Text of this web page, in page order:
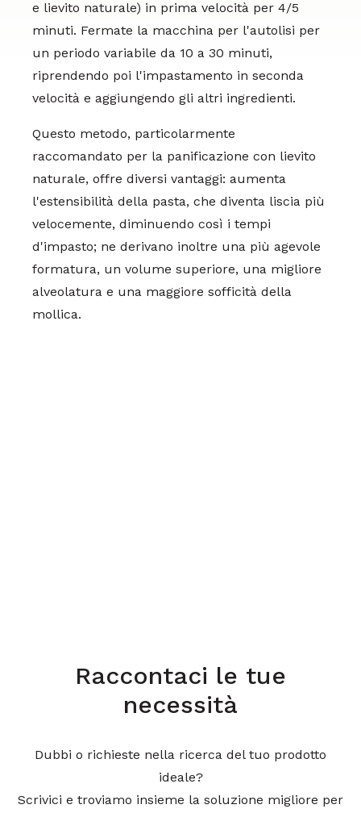
e lievito naturale) in prima velocità per 4/5
minuti. Fermate la macchina per l'autolisi per
un periodo variabile da 10 a 30 minuti,
riprendendo poi l'impastamento in seconda
velocità e aggiungendo gli altri ingredienti.
Questo metodo, particolarmente
raccomandato per la panificazione con lievito
naturale, offre diversi vantaggi: aumenta
l'estensibilità della pasta, che diventa liscia più
velocemente, diminuendo così i tempi
d'impasto; ne derivano inoltre una più agevole
formatura, un volume superiore, una migliore
alveolatura e una maggiore sofficità della
mollica.
Raccontaci le tue
necessità
Dubbi o richieste nella ricerca del tuo prodotto
ideale?
Scrivici e troviamo insieme la soluzione migliore per